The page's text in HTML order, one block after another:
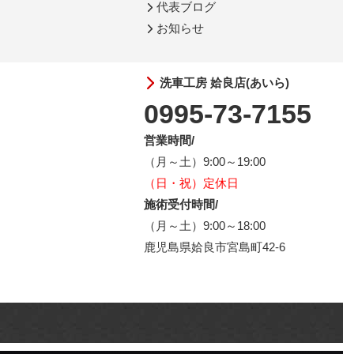
代表ブログ
お知らせ
洗車工房 姶良店(あいら)
0995-73-7155
営業時間/
（月～土）9:00～19:00
（日・祝）定休日
施術受付時間/
（月～土）9:00～18:00
鹿児島県姶良市宮島町42-6